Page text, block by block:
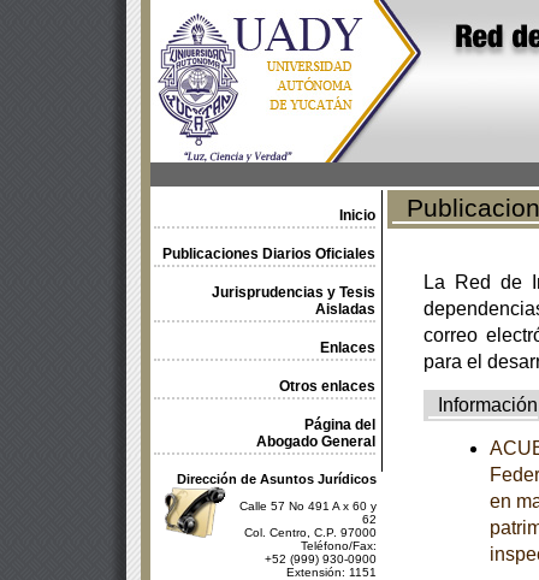
Inicio
Publicaciones Diarios Oficiales
Jurisprudencias y Tesis
Aisladas
Enlaces
Otros enlaces
Página del
Abogado General
Dirección de Asuntos Jurídicos
Calle 57 No 491 A x 60 y
62
Col. Centro, C.P. 97000
Teléfono/Fax:
+52 (999) 930-0900
Extensión: 1151
La Red de
correo
para el
Información
en